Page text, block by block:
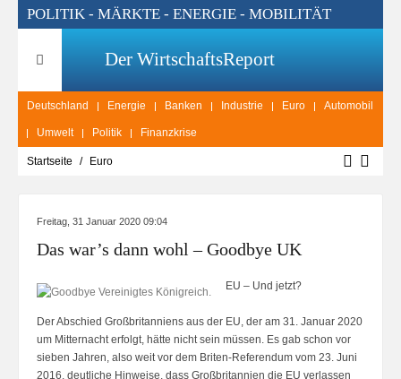
POLITIK - MÄRKTE - ENERGIE - MOBILITÄT
Der WirtschaftsReport
Deutschland Energie Banken Industrie Euro Automobil
Umwelt Politik Finanzkrise
Startseite Euro
Freitag, 31 Januar 2020 09:04
Das war’s dann wohl – Goodbye UK
EU – Und jetzt?
Der Abschied Großbritanniens aus der EU, der am 31. Januar 2020
um Mitternacht erfolgt, hätte nicht sein müssen. Es gab schon vor
sieben Jahren, also weit vor dem Briten-Referendum vom 23. Juni
2016, deutliche Hinweise, dass Großbritannien die EU verlassen